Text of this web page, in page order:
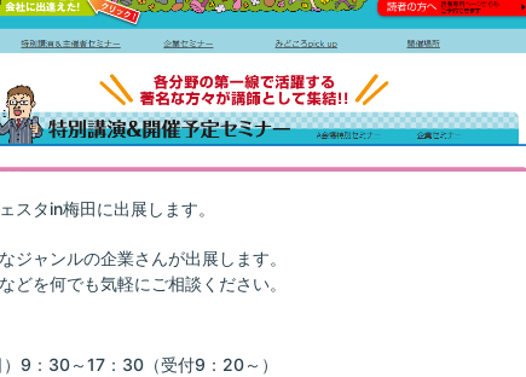
スタin梅田に出展します。
ジャンルの企業さんが出展します。
どを何でも気軽にご相談ください。
9：30～17：30（受付9：20～）